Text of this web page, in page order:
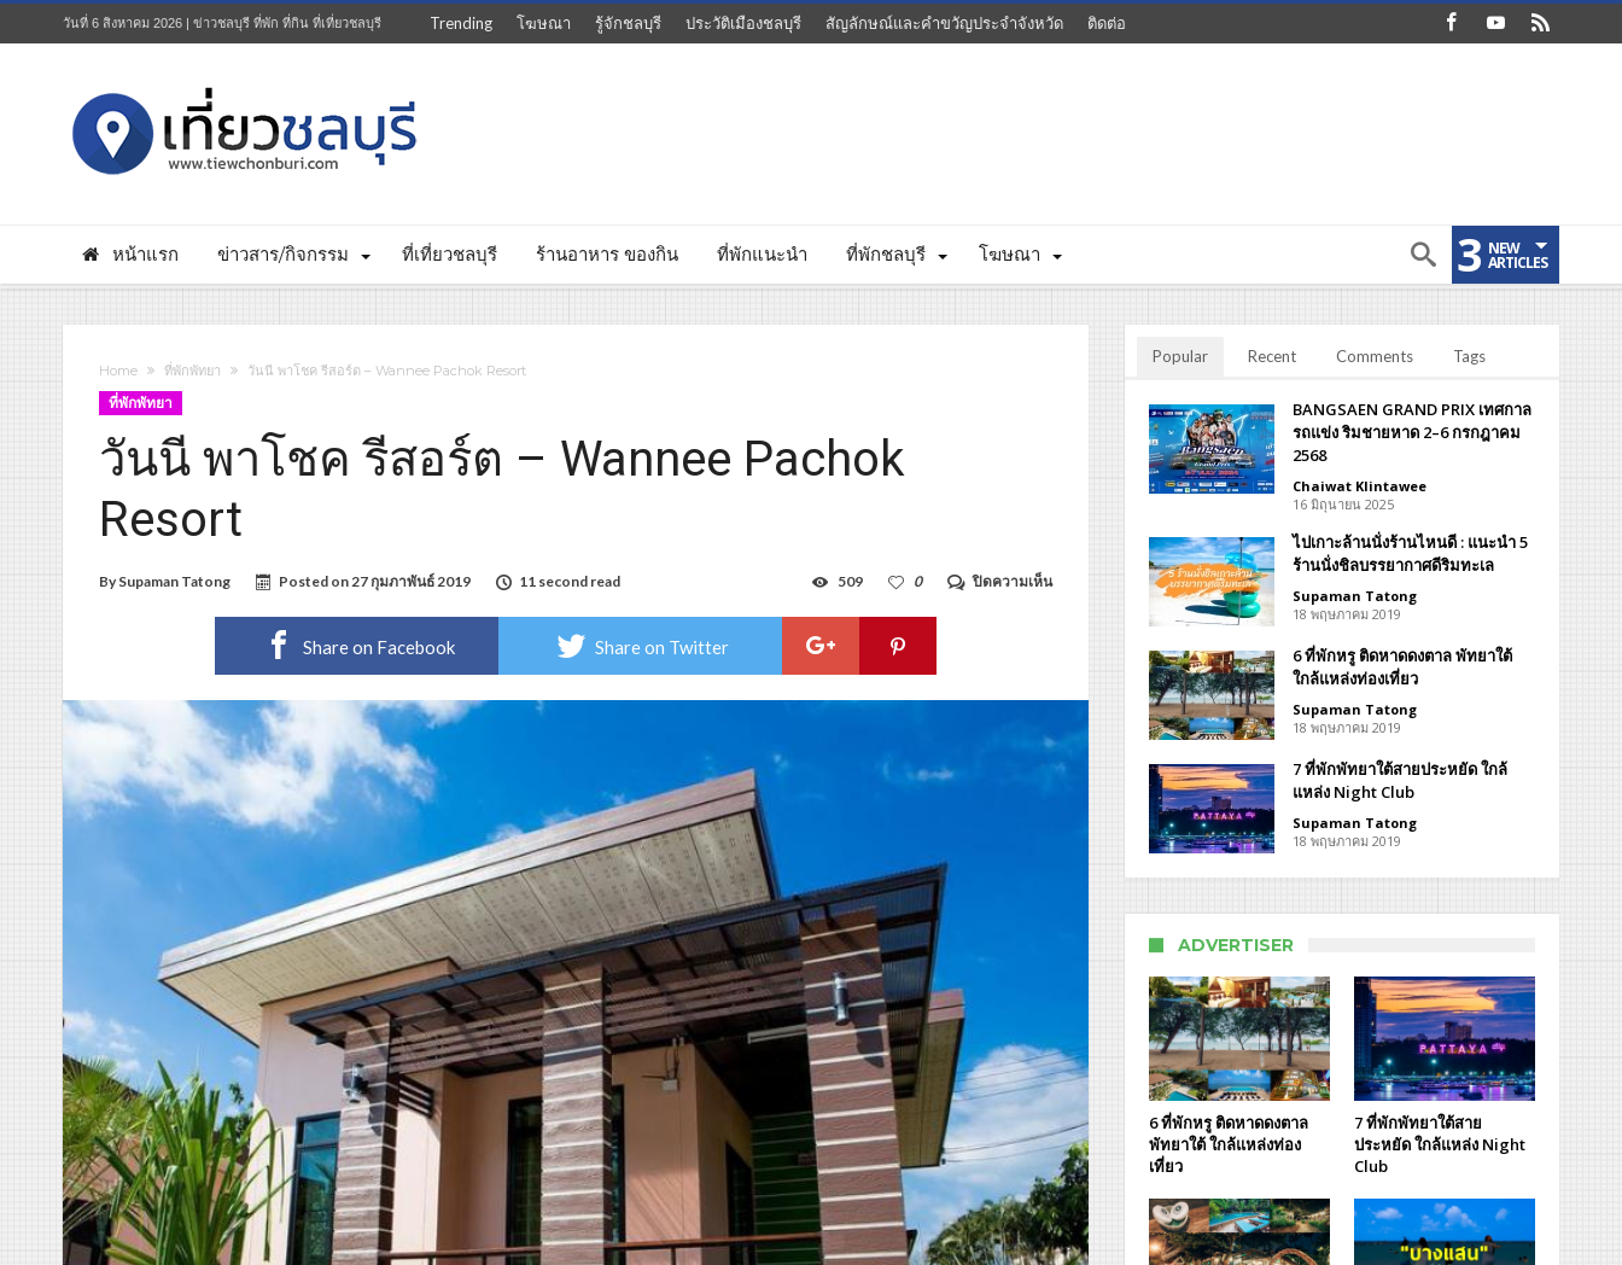
วันที่ 6 สิงหาคม 2026 | ข่าวชลบุรี ที่พัก ที่กิน ที่เที่ยวชลบุรี Trending โฆษณา รู้จักชลบุรี ประวัติเมืองชลบุรี สัญลักษณ์และคำขวัญประจำจังหวัด ติดต่อ
หน้าแรก ข่าวสาร/กิจกรรม ที่เที่ยวชลบุรี ร้านอาหาร ของกิน ที่พักแนะนำ ที่พักชลบุรี โฆษณา 3 NEW
ARTICLES
Home ที่พักพัทยา วันนี พาโชค รีสอร์ต – Wannee Pachok Resort
ที่พักพัทยา
วันนี พาโชค รีสอร์ต – Wannee Pachok
Resort
By Supaman Tatong Posted on27 กุมภาพันธ์ 2019 11 second read ปิดความเห็นบน
สอร์ต
Wannee
Resort
0
509
Share on Facebook Share on Twitter
Popular Recent Comments Tags
BANGSAEN GRAND PRIX เทศกาล
รถแข่ง ริมชายหาด 2–6 กรกฎาคม
2568
Chaiwat Klintawee
16 มิถุนายน 2025
ไปเกาะล้านนั่งร้านไหนดี : แนะนำ 5
ร้านนั่งชิลบรรยากาศดีริมทะเล
Supaman Tatong
18 พฤษภาคม 2019
6 ที่พักหรู ติดหาดดงตาล พัทยาใต้
ใกล้แหล่งท่องเที่ยว
Supaman Tatong
18 พฤษภาคม 2019
7 ที่พักพัทยาใต้สายประหยัด ใกล้
แหล่ง Night Club
Supaman Tatong
18 พฤษภาคม 2019
ADVERTISER
6 ที่พักหรู ติดหาดดงตาล
พัทยาใต้ ใกล้แหล่งท่อง
เที่ยว
7 ที่พักพัทยาใต้สาย
ประหยัด ใกล้แหล่ง Night
Club